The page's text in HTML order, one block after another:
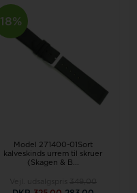
18%
Model 271400-01Sort
kalveskinds urrem til skruer
(Skagen & B...